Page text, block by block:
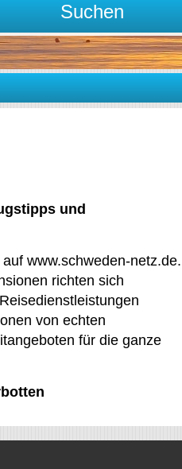
Suchen
und
www.schweden-netz.de.
richten sich
von echten
für die ganze